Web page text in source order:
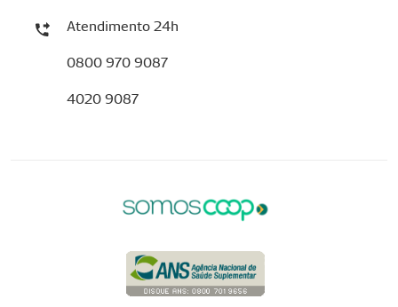
Atendimento 24h
0800 970 9087
4020 9087